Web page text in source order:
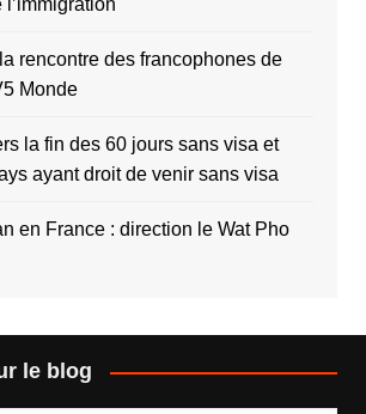
rencontre des francophones de
Monde
la fin des 60 jours sans visa et
ayant droit de venir sans visa
en France : direction le Wat Pho
le blog